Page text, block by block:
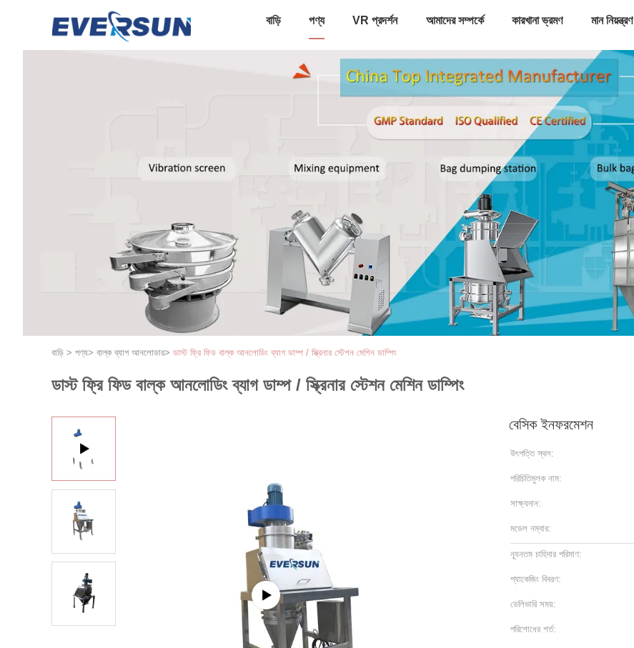
বাড়ি পণ্য VR প্রদর্শন আমাদের সম্পর্কে কারখানা ভ্রমণ মান নিয়ন্ত্রণ
বাড়ি > পণ্য> বাল্ক ব্যাগ আনলোডার> ডাস্ট ফ্রি ফিড বাল্ক আনলোডিং ব্যাগ ডাম্প / স্ক্রিনার স্টেশন মেশিন ডাম্পিং
ডাস্ট ফ্রি ফিড বাল্ক আনলোডিং ব্যাগ ডাম্প / স্ক্রিনার স্টেশন মেশিন ডাম্পিং
বেসিক ইনফরমেশন
উৎপত্তি স্থল:
পরিচিতিমুলক নাম:
সাক্ষ্যদান:
মডেল নম্বার:
ন্যূনতম চাহিদার পরিমাণ:
প্যাকেজিং বিবরণ:
ডেলিভারি সময়:
পরিশোধের শর্ত: